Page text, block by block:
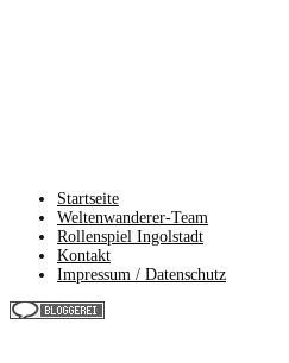
Startseite
Weltenwanderer-Team
Rollenspiel Ingolstadt
Kontakt
Impressum / Datenschutz